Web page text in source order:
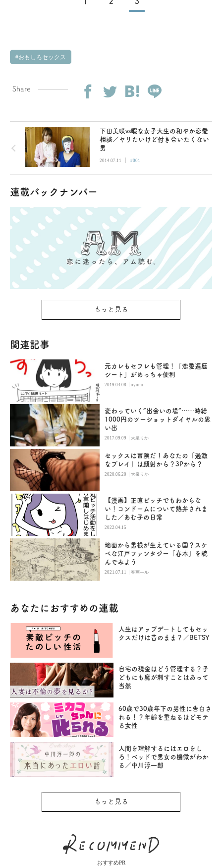
おもしろセックス
Share
下田美咲vs暇な女子大生の和やか恋愛
相談／ヤリたいけど付き合いたくない
男
2014.07.11 | #001
連載バックナンバー
もっと見る
関連記事
元カレもセフレも管理！「恋愛遍歴
シート」がめっちゃ便利
2019.04.08 |oyumi
変わっていく“出会いの場”……時給
1000円のツーショットダイヤルの思
い出
2017.09.09 |大泉りか
セックスは冒険だ！あなたの「過激
なプレイ」は顔射から？3Pから？
2020.06.20 |大泉りか
【漫画】正直ビッチでもわからな
い！コンドームについて熱弁されま
した／あむ子の日常
2022.04.15
地面から男根が生えている国？スケ
ベな江戸ファンタジー「春本」を読
んでみよう
2021.07.11 |春画―ル
あなたにおすすめの連載
人生はアップデートしてもセッ
クスだけは昔のまま？／BETSY
自宅の現金はどう管理する？子
どもにも魔が刺すことはあって
当然
60歳で30歳年下の男性に告白さ
れる！？年齢を重ねるほどモテ
る女性
人間を理解するにはエロをし
ろ！ベッドで男女の機微がわか
る／中川淳一郎
もっと見る
おすすめPR